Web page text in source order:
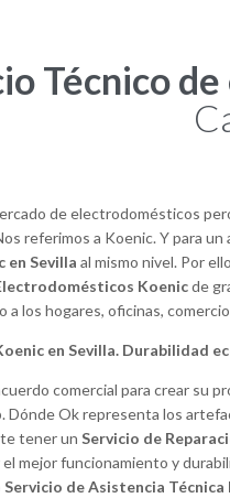
Técnico
de electrodomésticos
referimos a Koenic. Y para un
en Sevilla al mismo nivel. Por
Koenicde
a los hogares, oficinas,
en Sevilla. Durabilidad
comercial para crear su
Dónde Ok representa los
tener un Servicio de
mejor funcionamiento y
Servicio de Asistencia Técnica